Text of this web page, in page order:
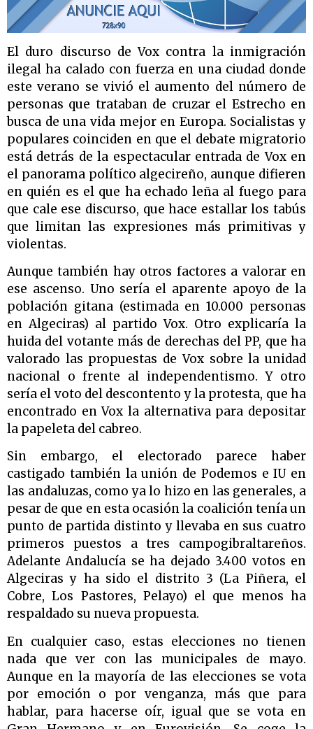
El duro discurso de Vox contra la inmigración
ilegal ha calado con fuerza en una ciudad donde
este verano se vivió el aumento del número de
personas que trataban de cruzar el Estrecho en
busca de una vida mejor en Europa. Socialistas y
populares coinciden en que el debate migratorio
está detrás de la espectacular entrada de Vox en
el panorama político algecireño, aunque difieren
en quién es el que ha echado leña al fuego para
que cale ese discurso, que hace estallar los tabús
que limitan las expresiones más primitivas y
violentas.
Aunque también hay otros factores a valorar en
ese ascenso. Uno sería el aparente apoyo de la
población gitana (estimada en 10.000 personas
en Algeciras) al partido Vox. Otro explicaría la
huida del votante más de derechas del PP, que ha
valorado las propuestas de Vox sobre la unidad
nacional o frente al independentismo. Y otro
sería el voto del descontento y la protesta, que ha
encontrado en Vox la alternativa para depositar
la papeleta del cabreo.
Sin embargo, el electorado parece haber
castigado también la unión de Podemos e IU en
las andaluzas, como ya lo hizo en las generales, a
pesar de que en esta ocasión la coalición tenía un
punto de partida distinto y llevaba en sus cuatro
primeros puestos a tres campogibraltareños.
Adelante Andalucía se ha dejado 3.400 votos en
Algeciras y ha sido el distrito 3 (La Piñera, el
Cobre, Los Pastores, Pelayo) el que menos ha
respaldado su nueva propuesta.
En cualquier caso, estas elecciones no tienen
nada que ver con las municipales de mayo.
Aunque en la mayoría de las elecciones se vota
por emoción o por venganza, más que para
hablar, para hacerse oír, igual que se vota en